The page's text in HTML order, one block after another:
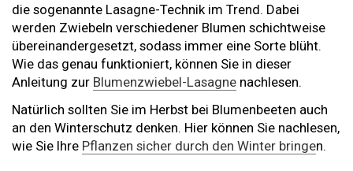
die sogenannte Lasagne-Technik im Trend. Dabei
werden Zwiebeln verschiedener Blumen schichtweise
übereinandergesetzt, sodass immer eine Sorte blüht.
Wie das genau funktioniert, können Sie in dieser
Anleitung zur Blumenzwiebel-Lasagne nachlesen.
Natürlich sollten Sie im Herbst bei Blumenbeeten auch
an den Winterschutz denken. Hier können Sie nachlesen,
wie Sie Ihre Pflanzen sicher durch den Winter bringen.